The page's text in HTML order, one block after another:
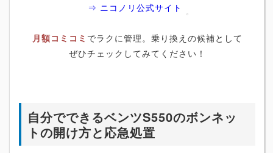
⇒ ニコノリ公式サイト
月額コミコミ でラクに管理。乗り換えの候補として
ぜひチェックしてみてください！
自分でできるベンツS550のボンネッ
トの開け方と応急処置